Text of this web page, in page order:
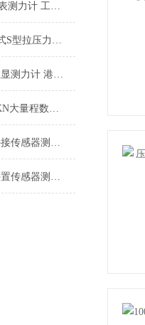
0-100T数显手持式仪表测力计 工业用手持测力计性能参数
S型手持测力仪 手持式S型拉压力测试仪 S型应变片式手持测力计厂家
50t大屏幕显示无线数显测力计 港口重载载荷检测工业无线拉力计
20KN数显测力计 50KN大量程数显测力计 100KN高精度数显测力仪
小量程带线测力计 外接传感器测力仪 1000N带线拉力计品牌
1吨带线测力计 5吨外置传感器测力计 10吨分体式测力计厂家